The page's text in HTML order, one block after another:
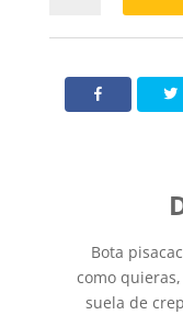
cantidad
Bota
como
suela de